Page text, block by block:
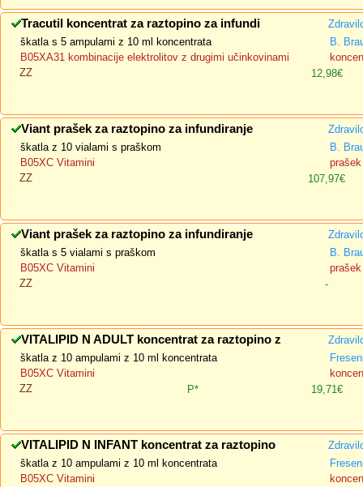
Tracutil koncentrat za raztopino za infundi
škatla s 5 ampulami z 10 ml koncentrata
B.
B05XA31 kombinacije elektrolitov z drugimi učinkovinami
ZZ
12,98€
Viant prašek za raztopino za infundiranje
škatla z 10 vialami s praškom
B.
B05XC Vitamini
ZZ
107,97€
Viant prašek za raztopino za infundiranje
škatla s 5 vialami s praškom
B.
B05XC Vitamini
ZZ
-
VITALIPID N ADULT koncentrat za raztopino z
škatla z 10 ampulami z 10 ml koncentrata
B05XC Vitamini
ZZ
P* 19,71€
VITALIPID N INFANT koncentrat za raztopino
škatla z 10 ampulami z 10 ml koncentrata
B05XC Vitamini